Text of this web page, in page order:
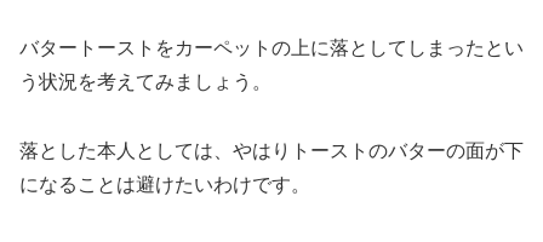
バタートーストをカーペットの上に落としてしまったとい
う状況を考えてみましょう。
落とした本人としては、やはりトーストのバターの面が下
になることは避けたいわけです。